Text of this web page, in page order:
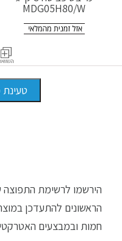
MDG05H80/W
טעינת
הירשמו לרשימת התפוצה
הראשונים להתעדכן
חמות ובמבצעים